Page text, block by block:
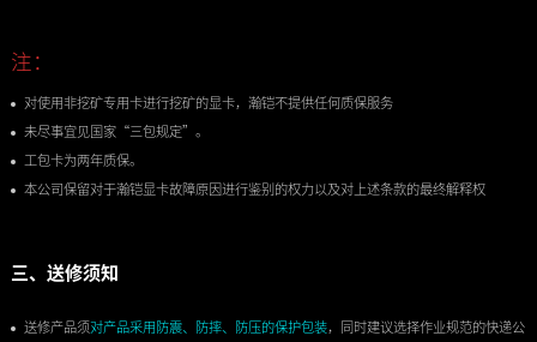
注：
对使用非挖矿专用卡进行挖矿的显卡，瀚铠不提供任何质保服务
未尽事宜见国家“三包规定”。
工包卡为两年质保。
本公司保留对于瀚铠显卡故障原因进行鉴别的权力以及对上述条款的最终解释权
三、送修须知
送修产品须对产品采用防震、防摔、防压的保护包装，同时建议选择作业规范的快递公